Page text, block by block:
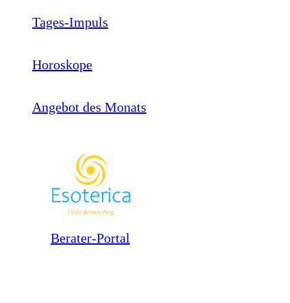
Tages-Impuls
Horoskope
Angebot des Monats
Berater-Portal